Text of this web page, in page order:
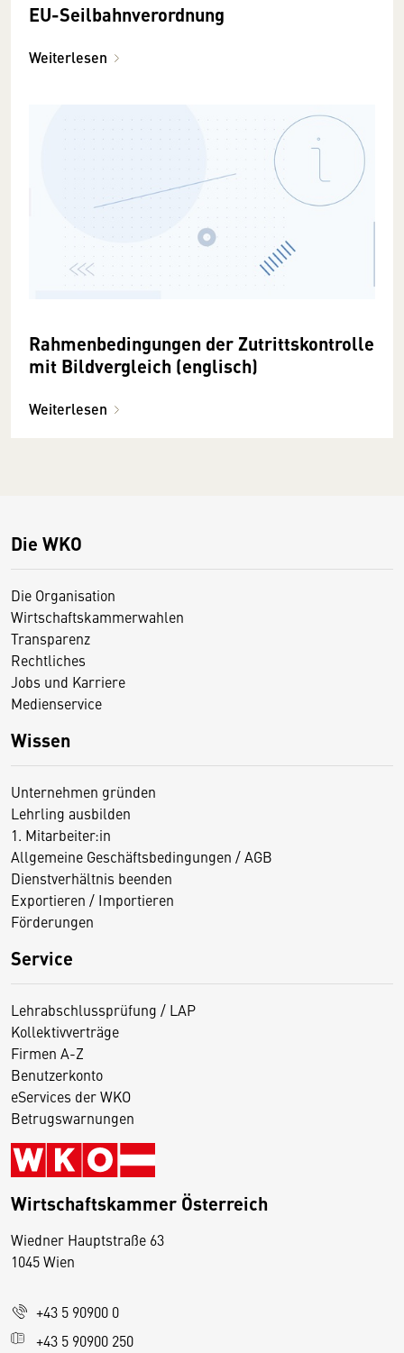
EU-Seilbahnverordnung
Weiterlesen
Rahmenbedingungen der Zutrittskontrolle
mit Bildvergleich (englisch)
Weiterlesen
Die WKO
Die Organisation
Wirtschaftskammerwahlen
Transparenz
Rechtliches
Jobs und Karriere
Medienservice
Wissen
Unternehmen gründen
Lehrling ausbilden
1. Mitarbeiter:in
Allgemeine Geschäftsbedingungen / AGB
Dienstverhältnis beenden
Exportieren / Importieren
Förderungen
Service
Lehrabschlussprüfung / LAP
Kollektivverträge
Firmen A-Z
Benutzerkonto
eServices der WKO
Betrugswarnungen
Wirtschaftskammer Österreich
Wiedner Hauptstraße 63
1045 Wien
+43 5 90900 0
+43 5 90900 250
D
s
e